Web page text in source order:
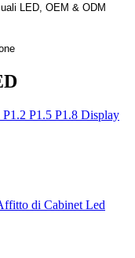
LED, OEM & ODM